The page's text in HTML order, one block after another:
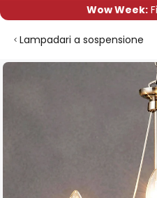
Wow Week:
Lampadari a sospensione
Vai